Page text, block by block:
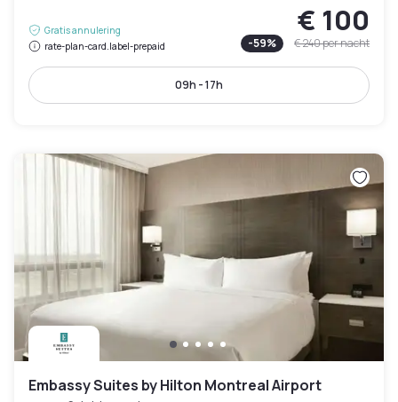
Gratis annulering
rate-plan-card.label-prepaid
€ 100
-59% € 240per nacht
09h - 17h
Embassy Suites by Hilton Montreal Airport